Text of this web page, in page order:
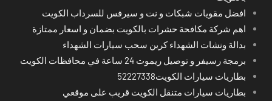
افضل مقويات شبكات و نت و سيرفس للسرداب الكويت
اهم شركة مكافحة حشرات بالكويت بضمان و اسعار ممتازة
بدالة ونشات الشهداء كرين سحب سيارات الشهداء
برمجة رسيفر و توصيل ريموت 24 ساعة في محافظات الكويت
بطاريات سيارات الكويت52227338
بطاريات سيارات متنقل الكويت قريب على موقعي